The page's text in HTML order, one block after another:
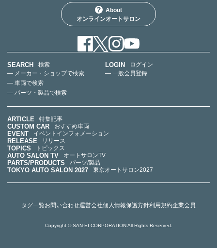
About
オンラインオートサロン
SEARCH
検索
— メーカー・ショップで検索
— 車両で検索
— パーツ・製品で検索
LOGIN
ログイン
— 一般会員登録
ARTICLE 特集記事
CUSTOM CAR おすすめ車両
EVENT イベントインフォメーション
RELEASE リリース
TOPICS トピックス
AUTO SALON TV オートサロンTV
PARTS/PRODUCTS パーツ/製品
TOKYO AUTO SALON 2027 東京オートサロン2027
タグ一覧お問い合わせ運営会社個人情報保護方針利用規約企業会員
Copyright © SAN-EI CORPORATION All Rights Reserved.